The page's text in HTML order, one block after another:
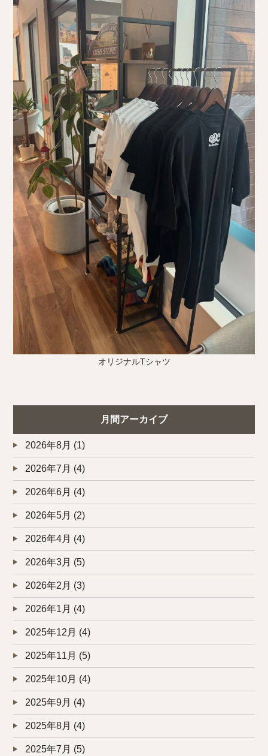
オリジナルTシャツ
月間アーカイブ
2026年8月 (1)
2026年7月 (4)
2026年6月 (4)
2026年5月 (2)
2026年4月 (4)
2026年3月 (5)
2026年2月 (3)
2026年1月 (4)
2025年12月 (4)
2025年11月 (5)
2025年10月 (4)
2025年9月 (4)
2025年8月 (4)
2025年7月 (5)